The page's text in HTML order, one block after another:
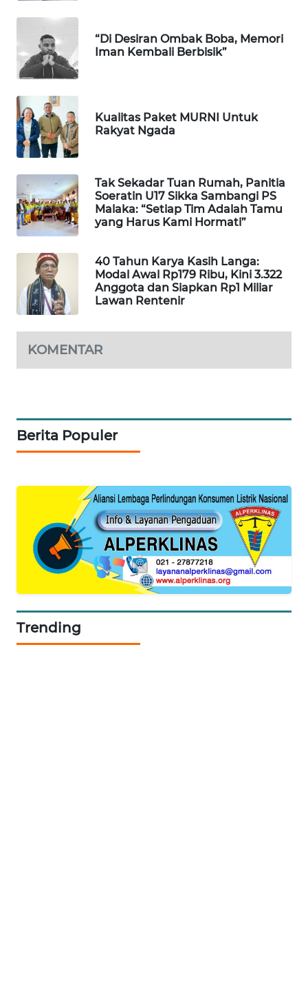
“Di Desiran Ombak Boba, Memori
Iman Kembali Berbisik”
Kualitas Paket MURNI Untuk
Rakyat Ngada
Tak Sekadar Tuan Rumah, Panitia
Soeratin U17 Sikka Sambangi PS
Malaka: “Setiap Tim Adalah Tamu
yang Harus Kami Hormati”
40 Tahun Karya Kasih Langa:
Modal Awal Rp179 Ribu, Kini 3.322
Anggota dan Siapkan Rp1 Miliar
Lawan Rentenir
KOMENTAR
Berita Populer
Trending
ID
WAHANANEWS
CO ID
WAHANANEWS
NET
WAHANA
SPORT
WAHANA
UMKM
WAHANA
SELEB
WAHANA
HEALTH
LAPAK
WAHANA
Network
KONSUMEN
LISTRIK